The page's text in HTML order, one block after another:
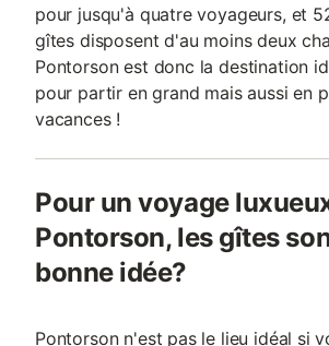
pour jusqu'à quatre voyageurs, et
gîtes disposent d'au moins deux
Pontorson est donc la destination
pour partir en grand mais aussi en
vacances !
Pour un voyage
Pontorson, les gîtes
bonne idée?
Pontorson n'est pas le lieu idéal si